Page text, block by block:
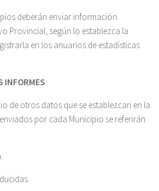
deberán enviar información
Provincial, según lo establezca la
en los anuarios de estadísticas
INFORMES
de otros datos que se establezcan en la
por cada Municipio se referirán